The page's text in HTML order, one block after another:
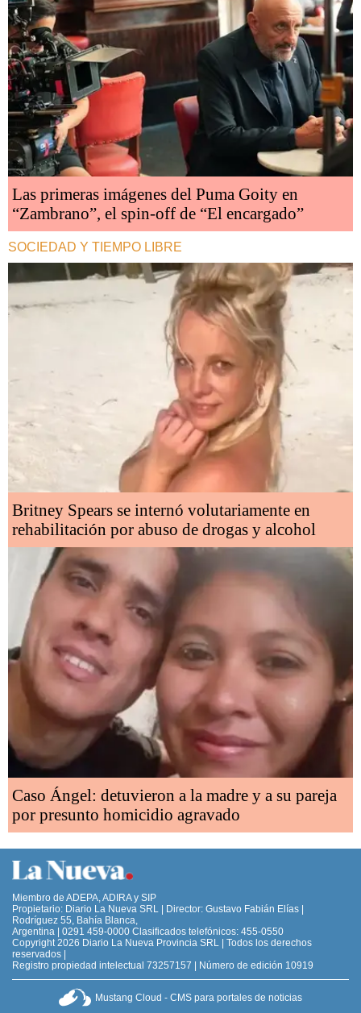
Las primeras imágenes del Puma Goity en
“Zambrano”, el spin-off de “El encargado”
SOCIEDAD Y TIEMPO LIBRE
Britney Spears se internó volutariamente en
rehabilitación por abuso de drogas y alcohol
Caso Ángel: detuvieron a la madre y a su pareja
por presunto homicidio agravado
Miembro de ADEPA, ADIRA y SIP
Propietario: Diario La Nueva SRL | Director: Gustavo Fabián Elías |
Rodríguez 55, Bahía Blanca,
Argentina | 0291 459-0000 Clasificados telefónicos: 455-0550
Copyright 2026 Diario La Nueva Provincia SRL | Todos los derechos
reservados |
Registro propiedad intelectual 73257157 | Número de edición 10919
Mustang Cloud - CMS para portales de noticias